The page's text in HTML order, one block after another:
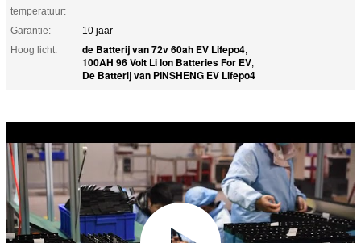
temperatuur:
Garantie:
10 jaar
Hoog licht:
de Batterij van 72v 60ah EV Lifepo4,
100AH 96 Volt Li Ion Batteries For EV,
De Batterij van PINSHENG EV Lifepo4